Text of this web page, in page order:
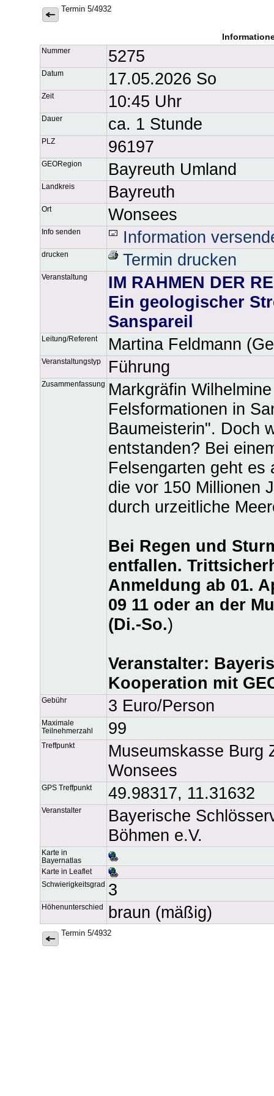
Termin 5/4932
Nummer 5275
Datum 17.05.2026 So
Zeit 10:45 Uhr
Dauer ca. 1 Stunde
PLZ 96197
GEORegion Bayreuth Umland
Landkreis Bayreuth
Ort Wonsees
Info senden Information
drucken Termin drucken
Veranstaltung
IM RAHMEN DER
Ein geologischer
Sanspareil
Leitung/Referent Martina Feldmann
Veranstaltungstyp Führung
Zusammenfassung
Markgräfin
Felsformationen in
Baumeisterin". Doch
entstanden? Bei
Felsengarten geht es
die vor 150 Millionen
durch urzeitliche
Bei Regen und
entfallen.
Anmeldung ab 01.
09 11 oder an der
(Di.-So.)
Veranstalter:
Kooperation mit
Gebühr 3 Euro/Person
Maximale
Teilnehmerzahl
99
Treffpunkt
Museumskasse Burg
Wonsees
GPS Treffpunkt 49.98317, 11.31632
Veranstalter
Bayerische
Böhmen e.V.
Karte in
Bayernatlas
Karte in Leaflet
Schwierigkeitsgrad 3
Höhenunterschied braun (mäßig)
Termin 5/4932